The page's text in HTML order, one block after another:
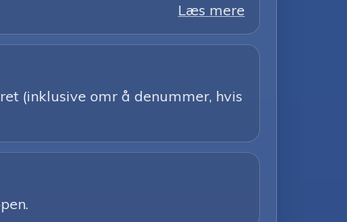
Læs mere
(inklusive omr å denummer, hvis